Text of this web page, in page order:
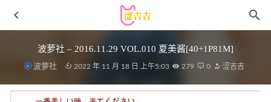
波萝社 – 2016.11.29 VOL.010 夏美酱[40+1P81M]
波萝社 2022 年 11 月 18 日 上午5:03 279 0 涩吉吉